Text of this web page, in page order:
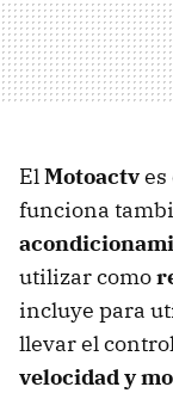
ElMotoactves
funciona
utilizar como
incluye para
llevar el
velocidad y